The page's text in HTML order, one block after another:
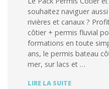
souhaitez naviguer
rivières et canaux ?
côtier + permis fluvial
formations en toute
ans, le permis bateau
mer, sur lacs et …
LIRE LA SUITEPACK